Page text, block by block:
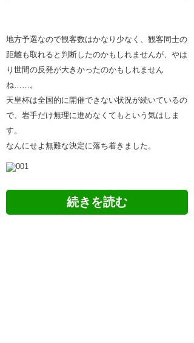
地方予選なので観客数はかなり少なく、観客同士の
距離も取れると判断したのかもしれませんが、やは
り世間の反発が大きかったのかもしれません
ね……。
天皇杯は全国的に開催できない状況が続いているの
で、岩手だけ無理に進めなくてもという気はしま
す。
なんにせよ無難な決定に落ち着きました。